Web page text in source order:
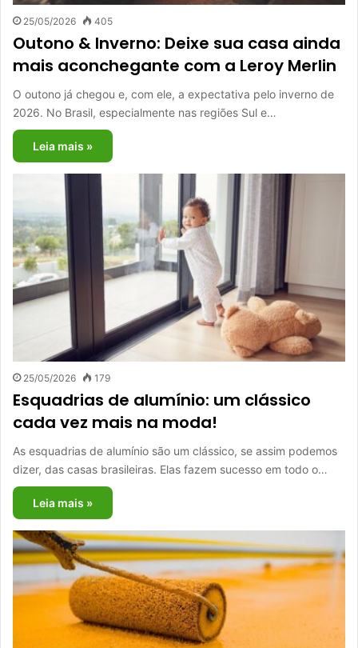
25/05/2026 405
Outono & Inverno: Deixe sua casa ainda
mais aconchegante com a Leroy Merlin
O outono já chegou e, com ele, a expectativa pelo inverno de
2026. No Brasil, especialmente nas regiões Sul e…
Leia mais »
25/05/2026 179
Esquadrias de alumínio: um clássico
cada vez mais na moda!
As esquadrias de alumínio são um clássico, se assim podemos
dizer, das casas brasileiras. Elas fazem sucesso em todo o…
Leia mais »